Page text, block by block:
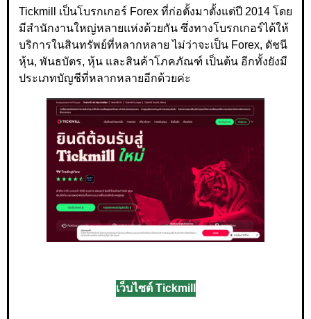
Tickmill เป็นโบรกเกอร์ Forex ที่ก่อตั้งมาตั้งแต่ปี 2014 โดย
มีสำนักงานใหญ่หลายแห่งด้วยกัน ซึ่งทางโบรกเกอร์ได้ให้
บริการในสินทรัพย์ที่หลากหลาย ไม่ว่าจะเป็น Forex, ดัชนี
หุ้น, พันธบัตร, หุ้น และสินค้าโภคภัณฑ์ เป็นต้น อีกทั้งยังมี
ประเภทบัญชีที่หลากหลายอีกด้วยค่ะ
เว็บไซต์ Tickmill